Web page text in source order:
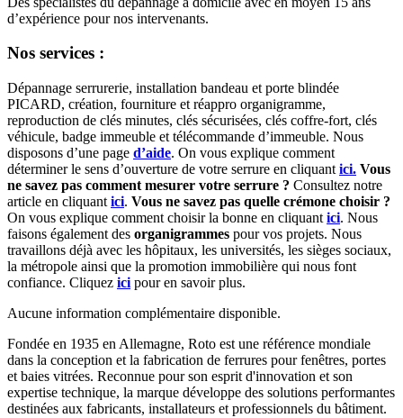
d’expérience pour nos intervenants.
Nos services :
Dépannage serrurerie, installation bandeau et porte blindée
PICARD, création, fourniture et réappro organigramme,
reproduction de clés minutes, clés sécurisées, clés coffre-fort, clés
véhicule, badge immeuble et télécommande d’immeuble. Nous
disposons d’une page d’aide. On vous explique comment
déterminer le sens d’ouverture de votre serrure en cliquant ici. Vous
ne savez pas comment mesurer votre serrure ? Consultez notre
article en cliquant ici. Vous ne savez pas quelle crémone choisir ?
On vous explique comment choisir la bonne en cliquant ici. Nous
faisons également des organigrammes pour vos projets. Nous
travaillons déjà avec les hôpitaux, les universités, les sièges sociaux,
la métropole ainsi que la promotion immobilière qui nous font
confiance. Cliquez ici pour en savoir plus.
Aucune information complémentaire disponible.
Fondée en 1935 en Allemagne, Roto est une référence mondiale
dans la conception et la fabrication de ferrures pour fenêtres, portes
et baies vitrées. Reconnue pour son esprit d'innovation et son
expertise technique, la marque développe des solutions performantes
destinées aux fabricants, installateurs et professionnels du bâtiment.